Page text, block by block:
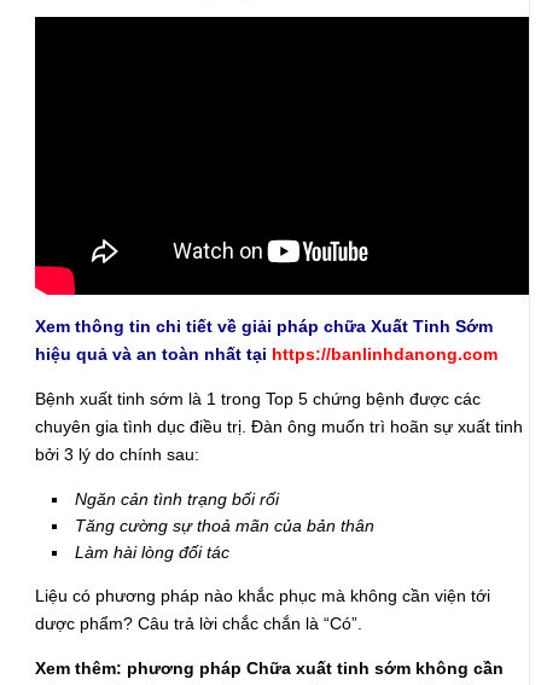
Xem thông tin chi tiết về giải pháp chữa Xuất Tinh Sớm
hiệu quả và an toàn nhất tại https://banlinhdanong.com
Bệnh xuất tinh sớm là 1 trong Top 5 chứng bệnh được các
chuyên gia tình dục điều trị. Đàn ông muốn trì hoãn sự xuất tinh
bởi 3 lý do chính sau:
Ngăn cản tình trạng bối rối
Tăng cường sự thoả mãn của bản thân
Làm hài lòng đối tác
Liệu có phương pháp nào khắc phục mà không cần viện tới
dược phẩm? Câu trả lời chắc chắn là “Có”.
Xem thêm: phương pháp Chữa xuất tinh sớm không cần